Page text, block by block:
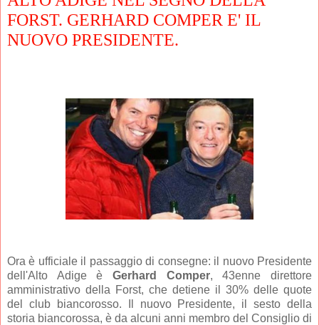
FORST. GERHARD COMPER E' IL
NUOVO PRESIDENTE.
Ora è ufficiale il passaggio di consegne: il nuovo Presidente
dell'Alto Adige è Gerhard Comper, 43enne direttore
amministrativo della Forst, che detiene il 30% delle quote
del club biancorosso. Il nuovo Presidente, il sesto della
storia biancorossa, è da alcuni anni membro del Consiglio di